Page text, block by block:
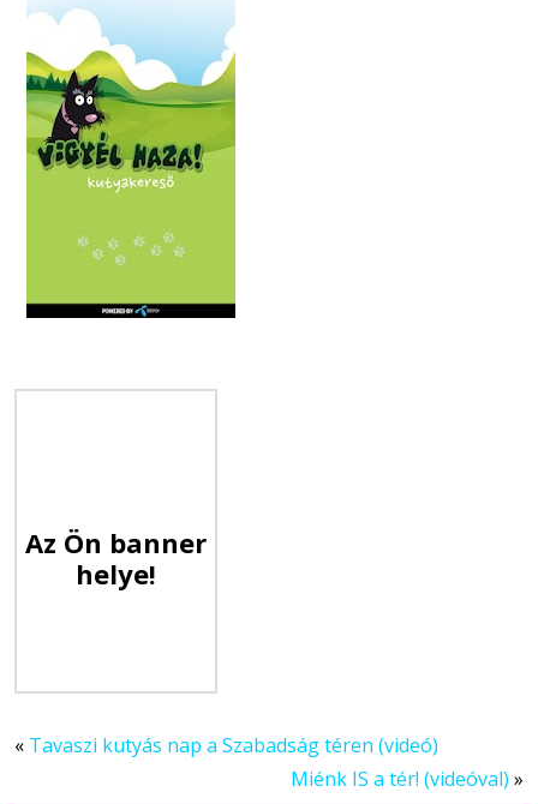
Az Ön banner
helye!
« Tavaszi kutyás nap a Szabadság téren (videó)
Miénk IS a tér! (videóval) »